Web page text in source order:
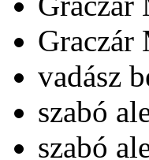
Graczár
vadász
szabó
szabó